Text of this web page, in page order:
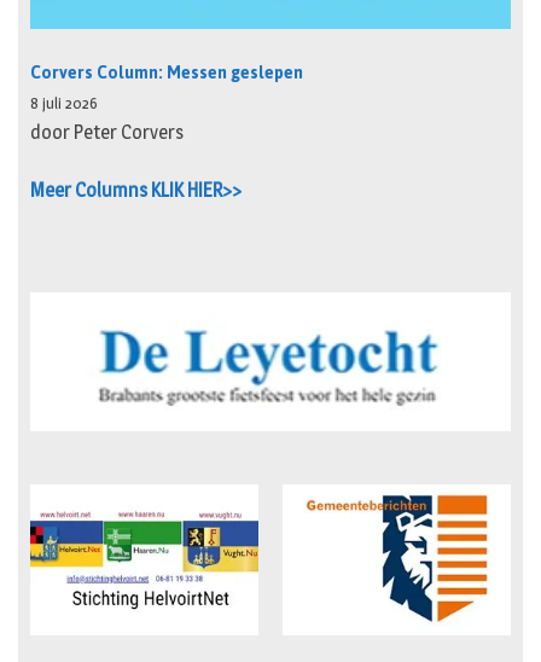
Corvers Column: Messen geslepen
8 juli 2026
door Peter Corvers
Meer Columns KLIK HIER>>